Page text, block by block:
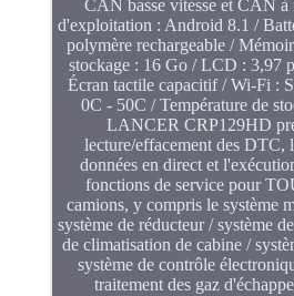
CAN basse vitesse et CAN
d'exploitation : Android 8.1 /
polymère rechargeable /
stockage : 16 Go / LCD : 3,97
Écran tactile capacitif / Wi-Fi :
0C - 50C / Température de
LANCER CRP129HD
lecture/effacement des DTC,
données en direct et
fonctions de service pour
camions, y compris le système
système de réducteur / système
de climatisation de cabine /
système de contrôle
traitement des gaz